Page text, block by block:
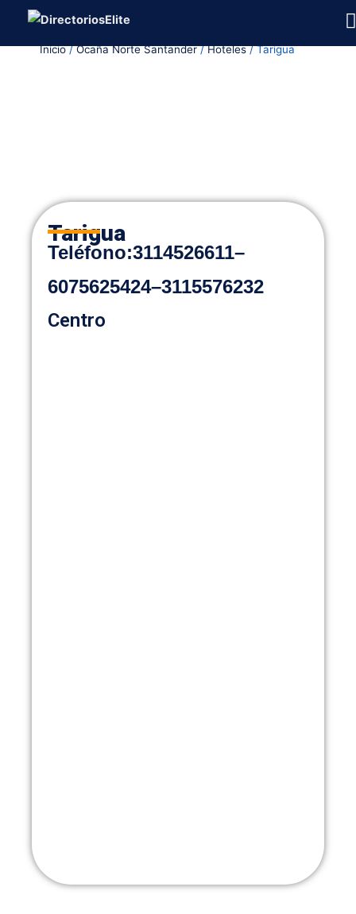
contenidoInicio/Ocaña Norte Santander/Hoteles/ Tarigua
Tarigua
Teléfono:3114526611–
6075625424–3115576232
Centro